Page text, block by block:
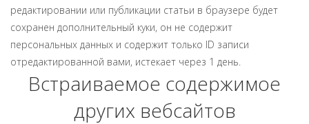
редактировании или публикации статьи в браузере будет
сохранен дополнительный куки, он не содержит
персональных данных и содержит только ID записи
отредактированной вами, истекает через 1 день.
Встраиваемое содержимое
других вебсайтов